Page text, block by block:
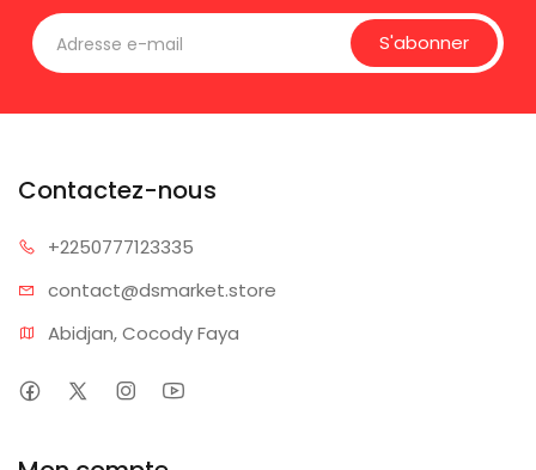
S'abonner
Contactez-nous
+2250777123335
contact@dsmarket.store
Abidjan, Cocody Faya